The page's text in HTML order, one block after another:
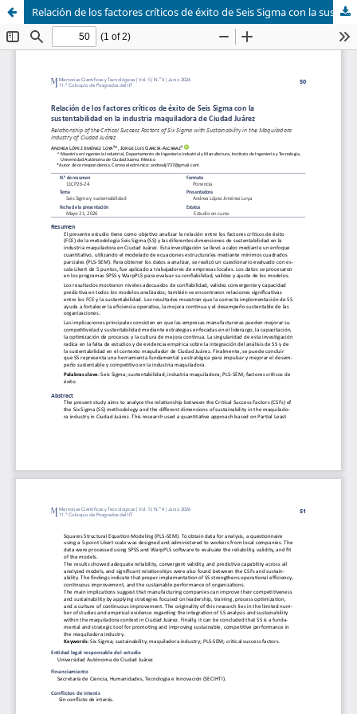
Relación de los factores críticos de éxito de Seis Sigma con la sustentabilidad en la industria maquiladora de Ciudad Juárez